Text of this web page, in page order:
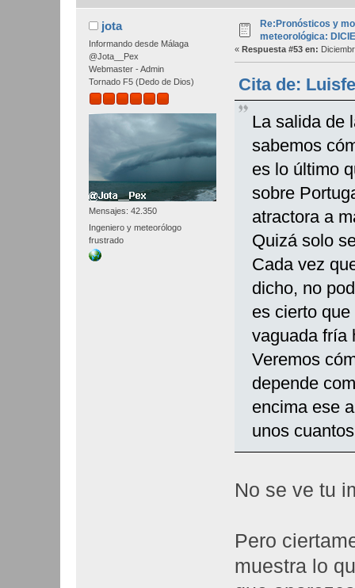
jota
Informando desde Málaga
@Jota__Pex
Webmaster - Admin
Tornado F5 (Dedo de Dios)
Mensajes: 42.350
Ingeniero y meteorólogo
frustrado
Re:Pronósticos y
meteorológica:
« Respuesta #53 en:
Cita de:
La salida de
sabemos
es lo último
sobre
atractora a
Quizá solo
Cada vez
dicho, no
es cierto
vaguada fría
Veremos
depende
encima ese
unos
No se ve tu
Pero
muestra lo